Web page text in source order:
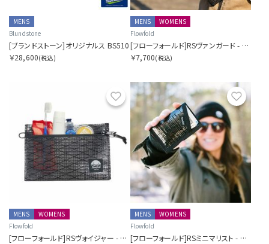
MENS
Blundstone
[ブランドストーン]オリジナルス BS510
￥28,600(税込)
MENS
WOMENS
Flowfold
[フローフォールド]RSヴァンガード - バイフォールドウォレット
￥7,700(税込)
お気に入り
MENS
WOMENS
Flowfold
[フローフォールド]RSヴォイジャー - ジッパーポーチ - M
お気
MENS
WOMENS
Flowfold
[フローフォールド]RSミニマリスト - カードホルダーウォレット